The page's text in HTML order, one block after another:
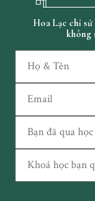
Hoa Lạc chỉ
không